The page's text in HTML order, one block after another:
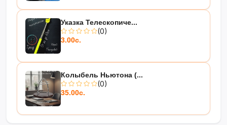
Указка Телескопиче...
(0)
3.00с.
Колыбель Ньютона (...
(0)
35.00с.